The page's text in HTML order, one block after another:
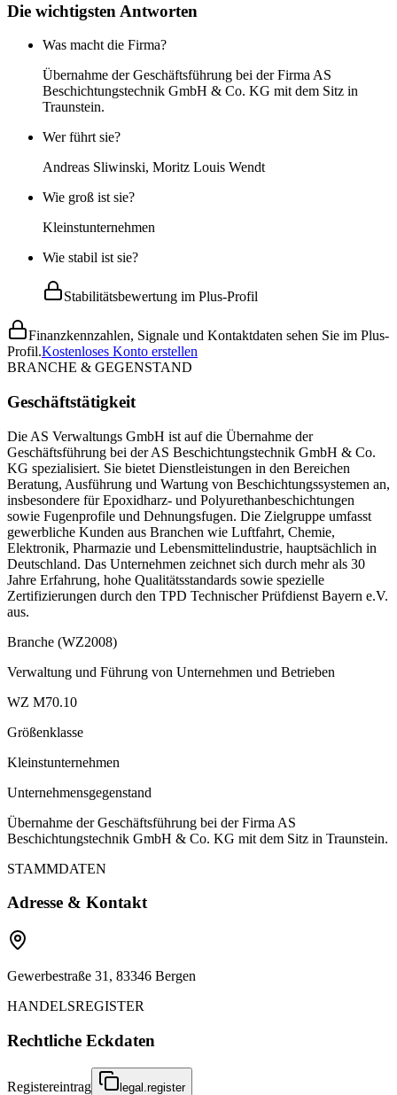
Die wichtigsten Antworten
Was macht die Firma?
Übernahme der Geschäftsführung bei der Firma AS
Beschichtungstechnik GmbH & Co. KG mit dem Sitz in
Traunstein.
Wer führt sie?
Andreas Sliwinski, Moritz Louis Wendt
Wie groß ist sie?
Kleinstunternehmen
Wie stabil ist sie?
Stabilitätsbewertung im Plus-Profil
Finanzkennzahlen, Signale und Kontaktdaten sehen Sie im Plus-
Profil.Kostenloses Konto erstellen
BRANCHE & GEGENSTAND
Geschäftstätigkeit
Die AS Verwaltungs GmbH ist auf die Übernahme der
Geschäftsführung bei der AS Beschichtungstechnik GmbH & Co.
KG spezialisiert. Sie bietet Dienstleistungen in den Bereichen
Beratung, Ausführung und Wartung von Beschichtungssystemen an,
insbesondere für Epoxidharz- und Polyurethanbeschichtungen
sowie Fugenprofile und Dehnungsfugen. Die Zielgruppe umfasst
gewerbliche Kunden aus Branchen wie Luftfahrt, Chemie,
Elektronik, Pharmazie und Lebensmittelindustrie, hauptsächlich in
Deutschland. Das Unternehmen zeichnet sich durch mehr als 30
Jahre Erfahrung, hohe Qualitätsstandards sowie spezielle
Zertifizierungen durch den TPD Technischer Prüfdienst Bayern e.V.
aus.
Branche (WZ2008)
Verwaltung und Führung von Unternehmen und Betrieben
WZ M70.10
Größenklasse
Kleinstunternehmen
Unternehmensgegenstand
Übernahme der Geschäftsführung bei der Firma AS
Beschichtungstechnik GmbH & Co. KG mit dem Sitz in Traunstein.
STAMMDATEN
Adresse & Kontakt
Gewerbestraße 31, 83346 Bergen
HANDELSREGISTER
Rechtliche Eckdaten
Registereintrag legal.register